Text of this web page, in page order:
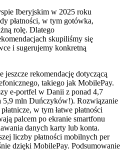
Iberyjskim w 2025 roku
płatności, w tym gotówka,
rolę. Dlatego
skupiliśmy się
i sugerujemy konkretną
rekomendację dotyczącą
takiego jak MobilePay.
e-portfel w Danii z ponad 4,7
mln Duńczyków!). Rozwiązanie
w tym łatwe płatności
palcem po ekranie smartfonu
danych karty lub konta.
liczby płatności mobilnych per
dzięki MobilePay. Podsumowanie